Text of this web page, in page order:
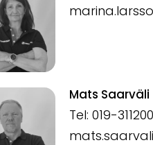
Mats Saarväli
Tel: 019-